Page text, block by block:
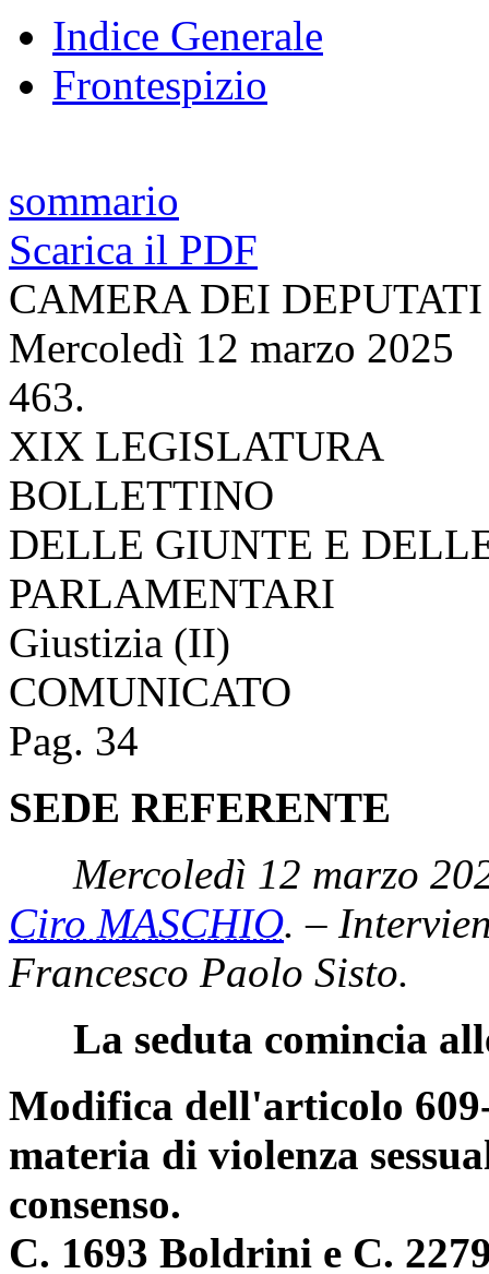
Indice Generale
Frontespizio
sommario
Scarica il PDF
CAMERA DEI DEPUTATI
Mercoledì 12 marzo 2025
463.
XIX LEGISLATURA
BOLLETTINO
DELLE GIUNTE E
PARLAMENTARI
Giustizia (II)
COMUNICATO
Pag. 34
SEDE REFERENTE
Mercoledì 12 marzo
Ciro MASCHIO. –
Francesco Paolo Sisto.
La seduta comincia
Modifica dell'articolo
materia di violenza
consenso.
C. 1693 Boldrini e C.